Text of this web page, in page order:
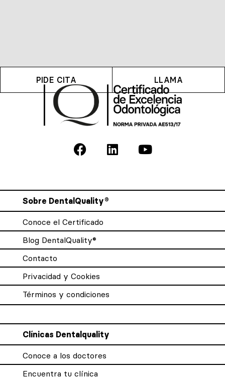
PIDE CITA LLAMA
Sobre DentalQuality®
Conoce el Certificado
Blog DentalQuality®
Contacto
Privacidad y Cookies
Términos y condiciones
Clínicas Dentalquality
Conoce a los doctores
Encuentra tu clínica